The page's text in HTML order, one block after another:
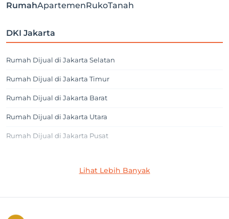
RumahApartemenRukoTanah
DKI Jakarta
Rumah Dijual di Jakarta Selatan
Rumah Dijual di Jakarta Timur
Rumah Dijual di Jakarta Barat
Rumah Dijual di Jakarta Utara
Rumah Dijual di Jakarta Pusat
Lihat Lebih Banyak